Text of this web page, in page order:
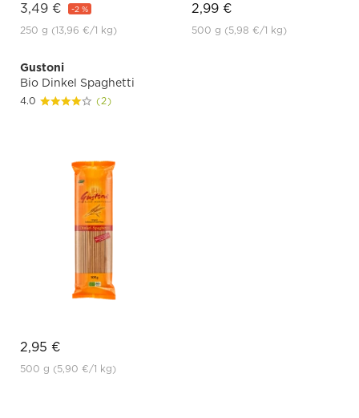
3,49 € -2 %
250 g (13,96 €/1 kg)
2,99 €
500 g (5,98 €/1 kg)
Gustoni
Bio Dinkel Spaghetti
4.0 (2)
2,95 €
500 g (5,90 €/1 kg)